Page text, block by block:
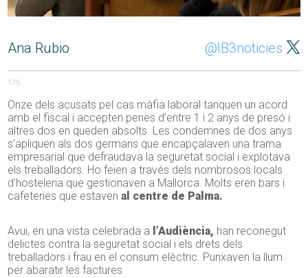
Ana Rubio @IB3noticies
175
Onze dels acusats pel cas màfia laboral tanquen un acord
amb el fiscal i accepten penes d’entre 1 i 2 anys de presó i
altres dos en queden absolts. Les condemnes de dos anys
s’apliquen als dos germans que encapçalaven una trama
empresarial que defraudava la seguretat social i explotava
els treballadors. Ho feien a través dels nombrosos locals
d’hosteleria que gestionaven a Mallorca. Molts eren bars i
cafeteries que estaven al centre de Palma.
Avui, en una vista celebrada a l’Audiència, han reconegut
delictes contra la seguretat social i els drets dels
treballadors i frau en el consum elèctric. Punxaven la llum
per abaratir les factures.